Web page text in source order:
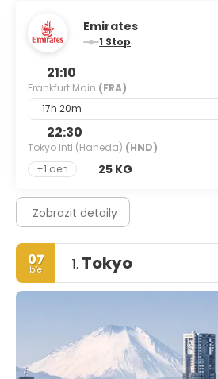
Emirates
1 Stop
21:10
Frankfurt Main (FRA)
17h 20m
22:30
Tokyo Intl (Haneda) (HND)
+1 den
25 KG
Zobrazit detaily
07
bře 1. Tokyo